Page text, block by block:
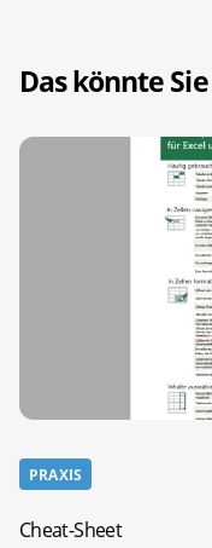
Das könnte
PRAXIS
Cheat-Sheet